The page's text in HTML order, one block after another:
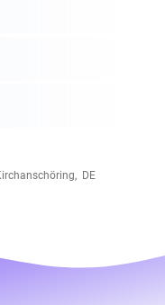
DE